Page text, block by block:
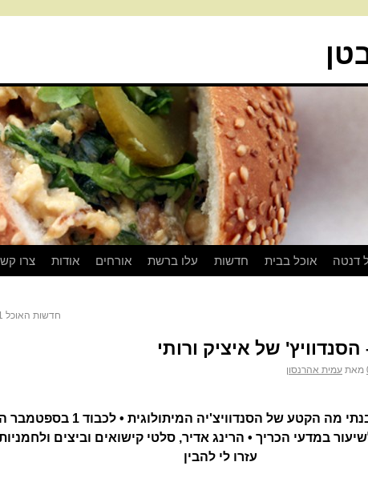
דנטה אוכל בבית חדשות עלו ברשת אורחים אודות צרו
חדשות האוכל 5.9.11
של איציק ורותי
מאת עמית אהרנסון
במשך שנים לא הבנתי מה הקטע של הסנדוויצ'יה
במדעי הכריך • הרינג אדיר, סלטי קישואים וביצים
עזרו לי להבין